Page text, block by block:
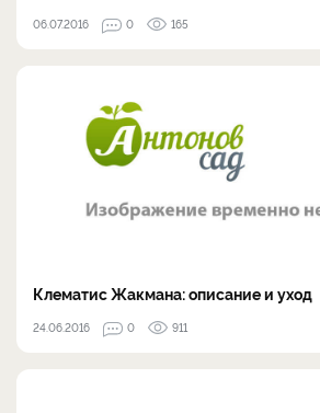
06.07.2016 0 165
Клематис Жакмана: описание и уход
24.06.2016 0 911